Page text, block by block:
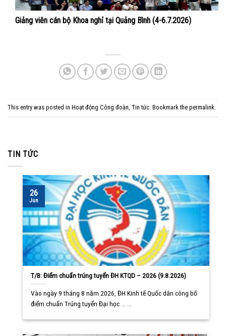
Giảng viên cán bộ Khoa nghỉ tại Quảng Bình (4-6.7.2026)
This entry was posted in Hoạt động Công đoàn, Tin tức. Bookmark the permalink.
TIN TỨC
T/B: Điểm chuẩn trúng tuyển ĐH KTQD – 2026 (9.8.2026)
Vào ngày 9 tháng 8 năm 2026, ĐH Kinh tế Quốc dân công bố
điểm chuẩn Trúng tuyển Đại học ... ...
26
Jun